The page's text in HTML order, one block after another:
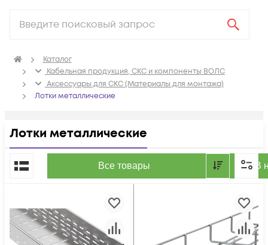
Каталог
Кабельная продукция, СКС и компоненты ВОЛС
Аксессуары для СКС (Материалы для монтажа)
Лотки металлические
Лотки металлические
Все товары В
По популярности